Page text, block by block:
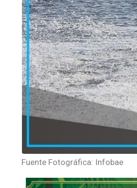
Fuente Fotográfica: Infobae